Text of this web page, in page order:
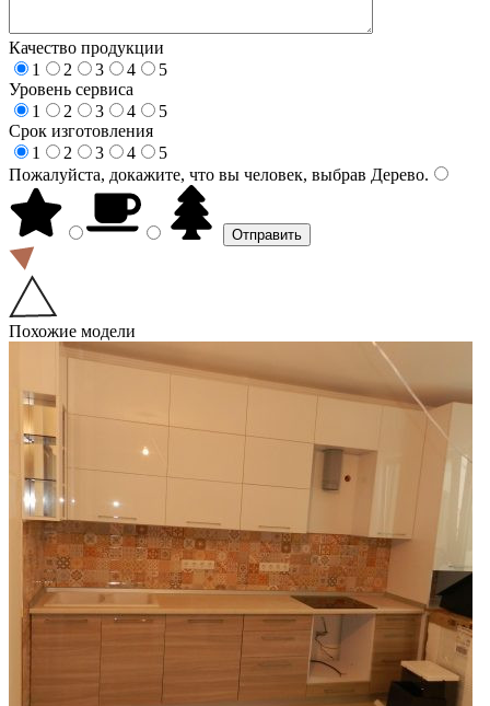
Качество продукции
1
2 3 4
5
Уровень сервиса
1
2 3 4
5
Срок изготовления
1
2 3 4
5
Пожалуйста, докажите, что вы человек, выбрав Дерево.
Похожие модели